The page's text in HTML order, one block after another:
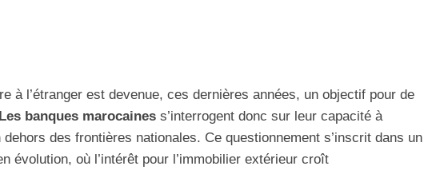
à l’étranger est devenue, ces dernières années, un objectif pour de
Les banques marocaines s’interrogent donc sur leur capacité à
des frontières nationales. Ce questionnement s’inscrit dans un
évolution, où l’intérêt pour l’immobilier extérieur croît